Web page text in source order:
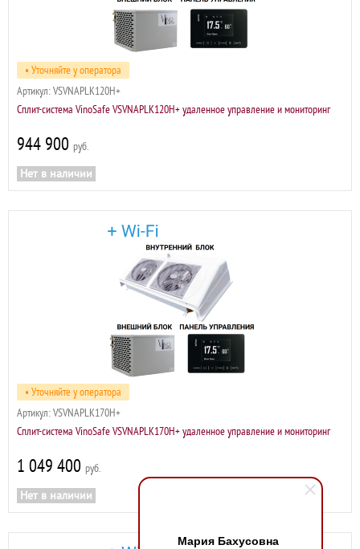
Мария Бахусовна
• Уточняйте у оператора
Артикул: VSVNAPLK120H+
Сплит-система VinoSafe VSVNAPLK120H+ удаленное управление и мониторинг
944 900 р
Нет в наличии
• Уточняйте у оператора
Артикул: VSVNAPLK170H+
Сплит-система VinoSafe VSVNAPLK170H+ удаленное управление и мониторинг
1 049 400 р
Нет в наличии